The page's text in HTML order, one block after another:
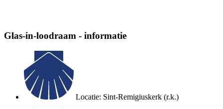
Glas-in-loodraam - informatie
Locatie: Sint-Remigiuskerk (r.k.)